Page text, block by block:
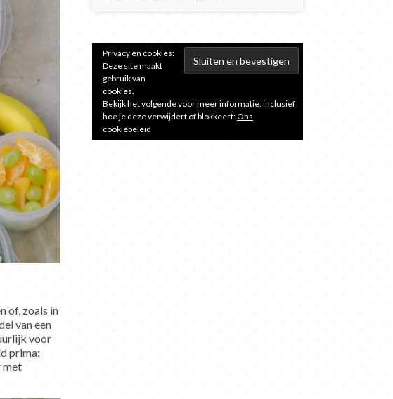
of, zoals in
van een
voor
prima:
met
Privacy en cookies:
Deze site maakt
gebruik van
cookies.
Bekijk het volgende voor meer informatie, inclusief
hoe je deze verwijdert of blokkeert:Ons
cookiebeleid